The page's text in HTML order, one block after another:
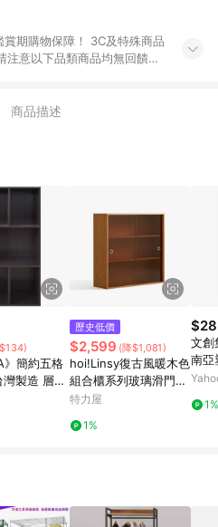
期購物保障！ 3C及特殊商品
[2024/6/1起適用] -內接硬
- 購物中心商店之商品：商
/超贈點/福利金/紅利折抵/折
批發轉賣不具回饋資格： 如
轉賣而非最終消費使用者，
準
商品描述
》簡約五格
製造 層櫃
收納櫃 儲
歷史低價
$2,599 (降$1,081)
hoi!Linsy復古風暖木色
組合櫃系列玻璃滑門上
櫃 QA4X
特力屋
1%
文創
南亞
抽衣
1%